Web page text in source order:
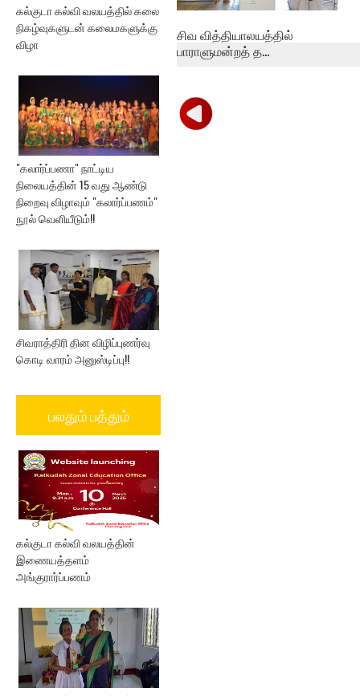
கல்குடா கல்வி வலயத்தில் கலை
நிகழ்வுகளுடன் கலைமகளுக்கு
விழா
"கலார்ப்பணா" நாட்டிய
நிலையத்தின் 15 வது ஆண்டு
நிறைவு விழாவும் "கலார்ப்பணம்"
நூல் வெளியீடும்!!
சிவராத்திரி தின விழிப்புணர்வு
கொடி வாரம் அனுஸ்டிப்பு!!
பலதும் பத்தும்
கல்குடா கல்வி வலயத்தின்
இணையத்தளம்
அங்குரார்ப்பணம்
சிவ வித்தியாலயத்தில்
பாராளுமன்றத் த...